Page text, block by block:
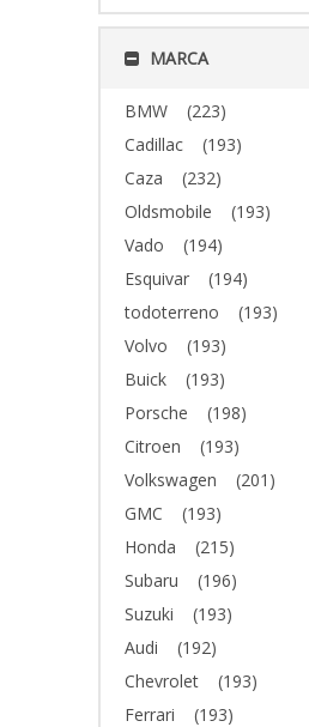
MARCA
BMW
(223)
Cadillac
(193)
Caza
(232)
Oldsmobile
(193)
Vado
(194)
Esquivar
(194)
todoterreno
(193)
Volvo
(193)
Buick
(193)
Porsche
(198)
Citroen
(193)
Volkswagen
(201)
GMC
(193)
Honda
(215)
Subaru
(196)
Suzuki
(193)
Audi
(192)
Chevrolet
(193)
Ferrari
(193)